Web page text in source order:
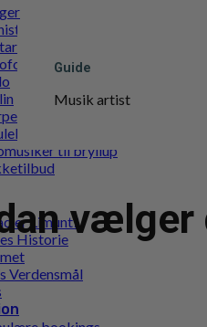
til bryllup
er Limunt?
Historie
Verdensmål
Guide
Musik artist